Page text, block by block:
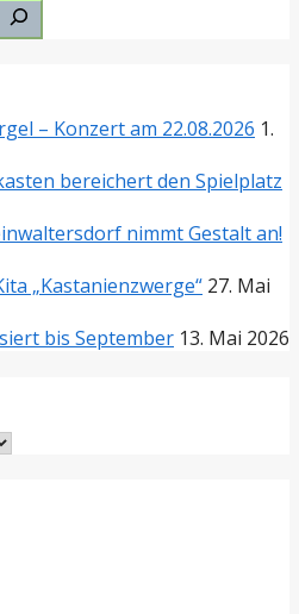
– Konzert am 22.08.2026 1.
bereichert den Spielplatz
nimmt Gestalt an!
„Kastanienzwerge“ 27. Mai
bis September 13. Mai 2026